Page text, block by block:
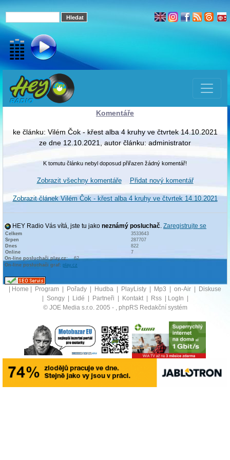
Komentáře
ke článku: Vilém Čok - křest alba 4 kruhy ve čtvrtek 14.10.2021
ze dne 12.10.2021, autor článku: administrator
K tomutu článku nebyl doposud přiřazen žádný komentář!
Zobrazit všechny komentáře Přidat nový komentář
Zobrazit článek Vilém Čok - křest alba 4 kruhy ve čtvrtek 14.10.2021
HEY Radio Vás vítá, jste tu jako neznámý posluchač. Zaregistrujte se
Celkem
3533643
Srpen
287707
Dnes
822
Online
7
On-line posluchači play.cz:
62
On-line posluchači graf: play.cz
Home Program Pořady Hudba PlayListy Mp3 on-Air
Diskuse
Songy Lidé Partneři Kontakt Rss LogIn
© JOE Media s.r.o. 2005 - , phpRS Redakční systém